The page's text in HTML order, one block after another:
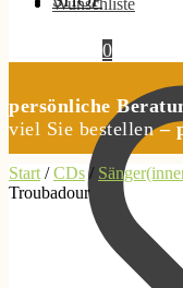
Wunschliste
0
persönliche
viel Sie bestellen–
Start /CDs/
Troubadour